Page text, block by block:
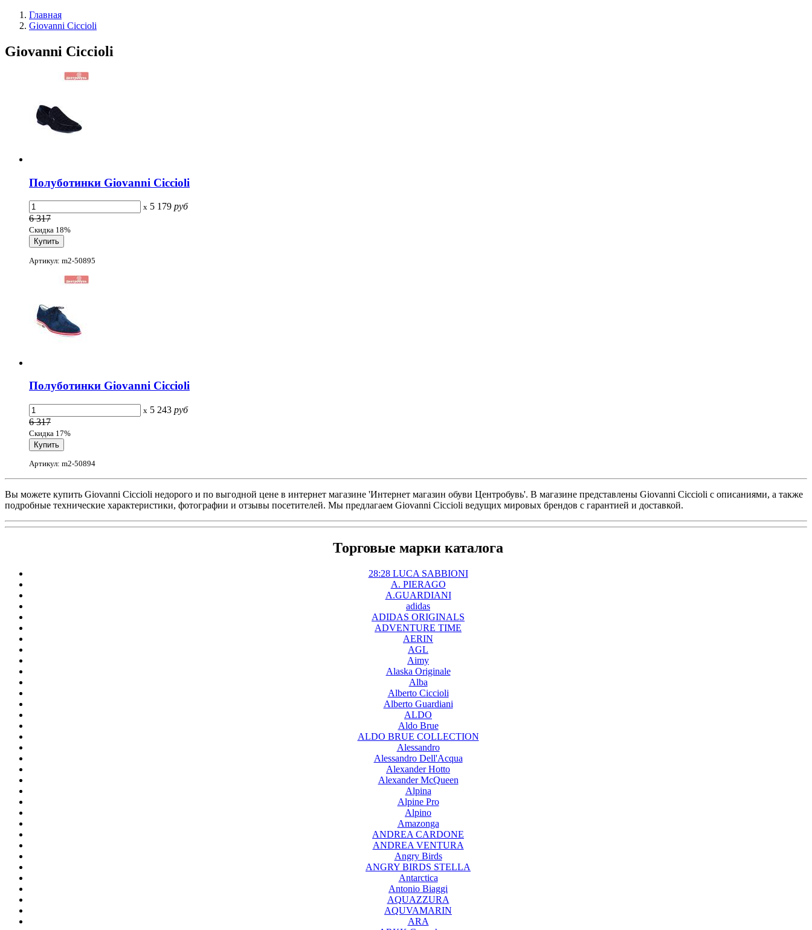
Главная
Giovanni Ciccioli
Giovanni Ciccioli
Полуботинки Giovanni Ciccioli
x 5 179 руб
6 317
Скидка 18%
Артикул: m2-50895
Полуботинки Giovanni Ciccioli
x 5 243 руб
6 317
Скидка 17%
Артикул: m2-50894
Вы можете купить Giovanni Ciccioli недорого и по выгодной цене в интернет магазине 'Интернет магазин обуви Центробувь'. В магазине представлены Giovanni Ciccioli с описаниями, а также
подробные технические характеристики, фотографии и отзывы посетителей. Мы предлагаем Giovanni Ciccioli ведущих мировых брендов с гарантией и доставкой.
Торговые марки каталога
28:28 LUCA SABBIONI
A. PIERAGO
A.GUARDIANI
adidas
ADIDAS ORIGINALS
ADVENTURE TIME
AERIN
AGL
Aimy
Alaska Originale
Alba
Alberto Ciccioli
Alberto Guardiani
ALDO
Aldo Brue
ALDO BRUE COLLECTION
Alessandro
Alessandro Dell'Acqua
Alexander Hotto
Alexander McQueen
Alpina
Alpine Pro
Alpino
Amazonga
ANDREA CARDONE
ANDREA VENTURA
Angry Birds
ANGRY BIRDS STELLA
Antarctica
Antonio Biaggi
AQUAZZURA
AQUVAMARIN
ARA